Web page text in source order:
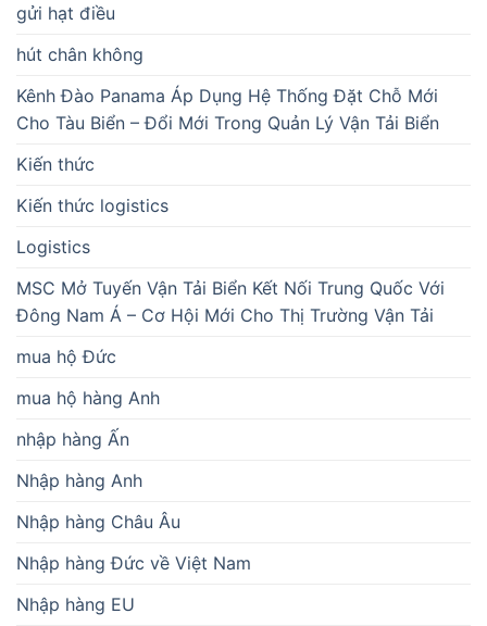
gửi hạt điều
hút chân không
Kênh Đào Panama Áp Dụng Hệ Thống Đặt Chỗ Mới
Cho Tàu Biển – Đổi Mới Trong Quản Lý Vận Tải Biển
Kiến thức
Kiến thức logistics
Logistics
MSC Mở Tuyến Vận Tải Biển Kết Nối Trung Quốc Với
Đông Nam Á – Cơ Hội Mới Cho Thị Trường Vận Tải
mua hộ Đức
mua hộ hàng Anh
nhập hàng Ấn
Nhập hàng Anh
Nhập hàng Châu Âu
Nhập hàng Đức về Việt Nam
Nhập hàng EU